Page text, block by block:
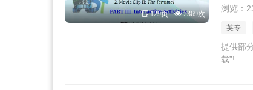
129页 2369次
浏览：
英专
提供部
载”!